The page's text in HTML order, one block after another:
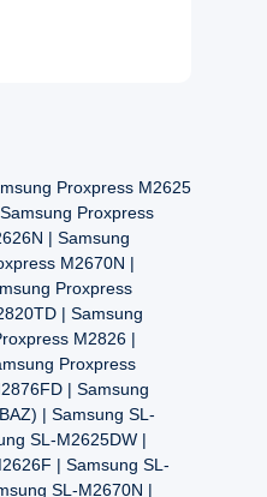
Proxpress M2625
Proxpress
| Samsung
M2670N |
Proxpress
| Samsung
M2826 |
Proxpress
| Samsung
| Samsung SL-
SL-M2625DW |
| Samsung SL-
SL-M2670N |